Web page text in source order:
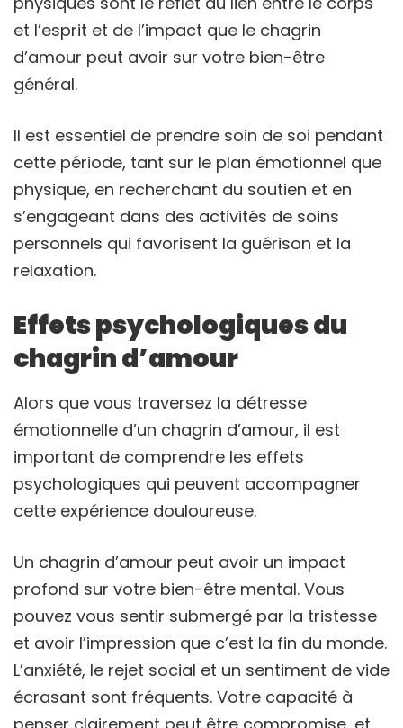
et l’esprit et de l’impact que le chagrin
d’amour peut avoir sur votre bien-être
général.
Il est essentiel de prendre soin de soi pendant
cette période, tant sur le plan émotionnel que
physique, en recherchant du soutien et en
s’engageant dans des activités de soins
personnels qui favorisent la guérison et la
relaxation.
Effets psychologiques du
chagrin d’amour
Alors que vous traversez la détresse
émotionnelle d’un chagrin d’amour, il est
important de comprendre les effets
psychologiques qui peuvent accompagner
cette expérience douloureuse.
Un chagrin d’amour peut avoir un impact
profond sur votre bien-être mental. Vous
pouvez vous sentir submergé par la tristesse
et avoir l’impression que c’est la fin du monde.
L’anxiété, le rejet social et un sentiment de vide
écrasant sont fréquents. Votre capacité à